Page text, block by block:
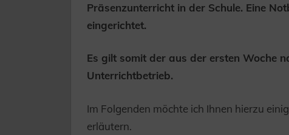
Präsenzunterricht in der Schule. Eine
eingerichtet.
Es gilt somit der aus der ersten Woche
Unterrichtbetrieb.
Im Folgenden möchte ich Ihnen hierzu
erläutern.